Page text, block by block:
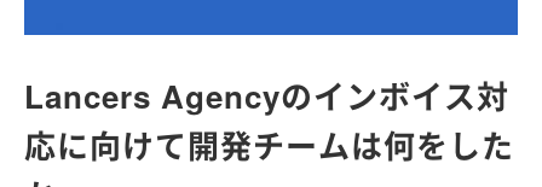
Lancers Agencyのインボイス対
応に向けて開発チームは何をした